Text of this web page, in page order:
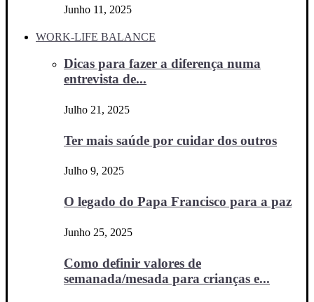
Junho 11, 2025
WORK-LIFE BALANCE
Dicas para fazer a diferença numa
entrevista de...
Julho 21, 2025
Ter mais saúde por cuidar dos outros
Julho 9, 2025
O legado do Papa Francisco para a paz
Junho 25, 2025
Como definir valores de
semanada/mesada para crianças e...